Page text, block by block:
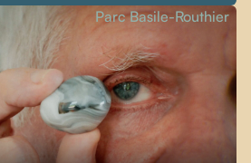
Parc Basile-Routhier